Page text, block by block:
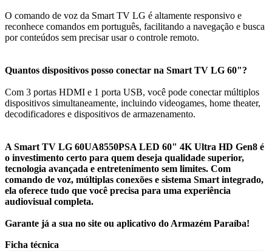
O comando de voz da Smart TV LG é altamente responsivo e
reconhece comandos em português, facilitando a navegação e busca
por conteúdos sem precisar usar o controle remoto.
Quantos dispositivos posso conectar na Smart TV LG 60"?
Com 3 portas HDMI e 1 porta USB, você pode conectar múltiplos
dispositivos simultaneamente, incluindo videogames, home theater,
decodificadores e dispositivos de armazenamento.
A Smart TV LG 60UA8550PSA LED 60" 4K Ultra HD Gen8 é
o investimento certo para quem deseja qualidade superior,
tecnologia avançada e entretenimento sem limites. Com
comando de voz, múltiplas conexões e sistema Smart integrado,
ela oferece tudo que você precisa para uma experiência
audiovisual completa.
Garante já a sua no site ou aplicativo do Armazém Paraíba!
Ficha técnica